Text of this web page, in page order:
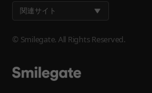
関連サイト
© Smilegate. All Rights Reserved.